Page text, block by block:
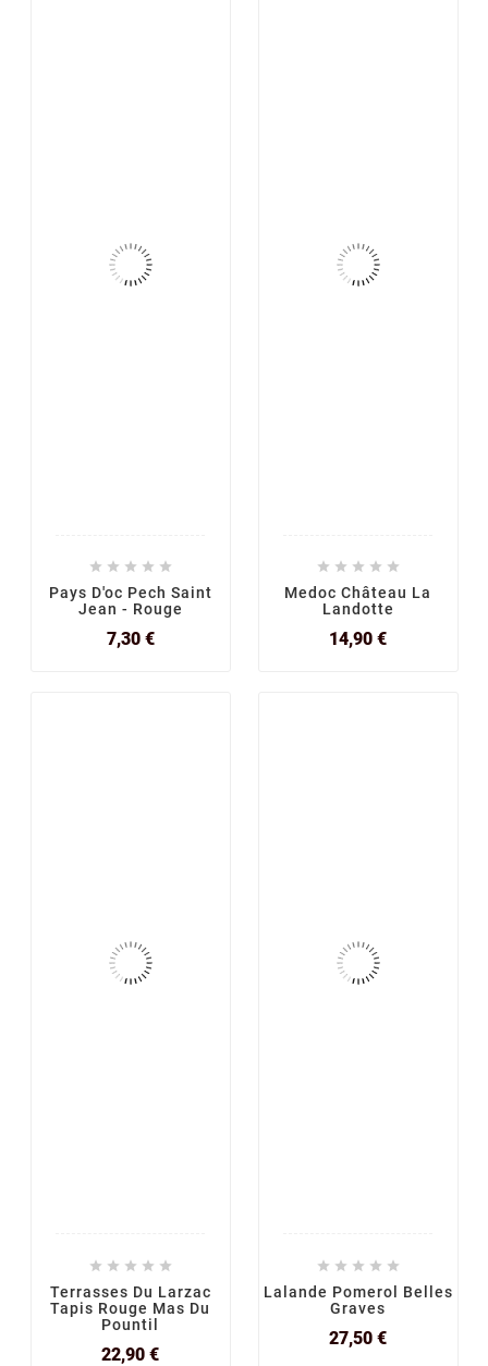
    
Pays D'oc Pech Saint
Jean - Rouge
7,30 €Prix
    
Medoc Château La
Landotte
14,90 €Prix
    
Terrasses Du Larzac
Tapis Rouge Mas Du
Pountil
22,90 €Prix
    
Lalande Pomerol Belles
Graves
27,50 €Prix